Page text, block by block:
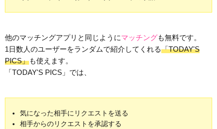
他のマッチングアプリと同じようにマッチングも無料です。
1日数人のユーザーをランダムで紹介してくれる「TODAY'S
PICS」も使えます。
「TODAY'S PICS」では、
気になった相手にリクエストを送る
相手からのリクエストを承認する